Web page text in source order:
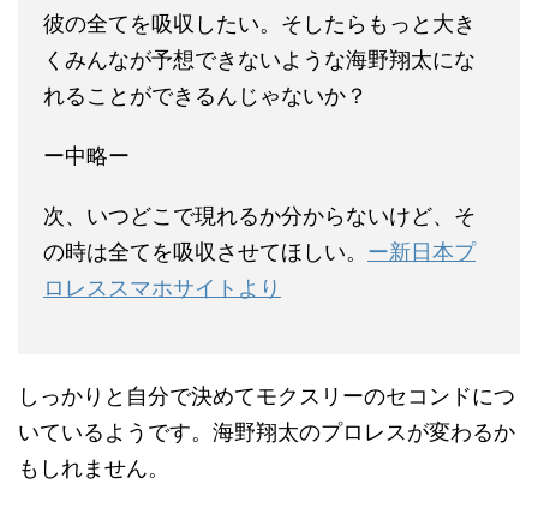
彼の全てを吸収したい。そしたらもっと大き
くみんなが予想できないような海野翔太にな
れることができるんじゃないか？
ー中略ー
次、いつどこで現れるか分からないけど、そ
の時は全てを吸収させてほしい。 ー新日本プ
ロレススマホサイトより
しっかりと自分で決めてモクスリーのセコンドにつ
いているようです。海野翔太のプロレスが変わるか
もしれません。